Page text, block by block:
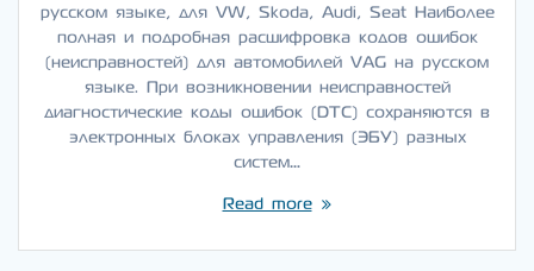
русском языке, для VW, Skoda, Audi, Seat Наиболее
полная и подробная расшифровка кодов ошибок
(неисправностей) для автомобилей VAG на русском
языке. При возникновении неисправностей
диагностические коды ошибок (DTC) сохраняются в
электронных блоках управления (ЭБУ) разных
систем…
Read more